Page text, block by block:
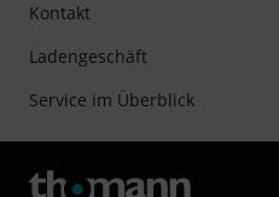
Kontakt
Ladengeschäft
Service im Überblick